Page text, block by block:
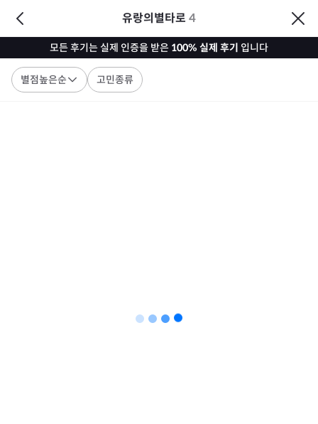
유랑의별타로 4
모든 후기는 실제 인증을 받은 100% 실제 후기 입니다
별점높은순 고민종류